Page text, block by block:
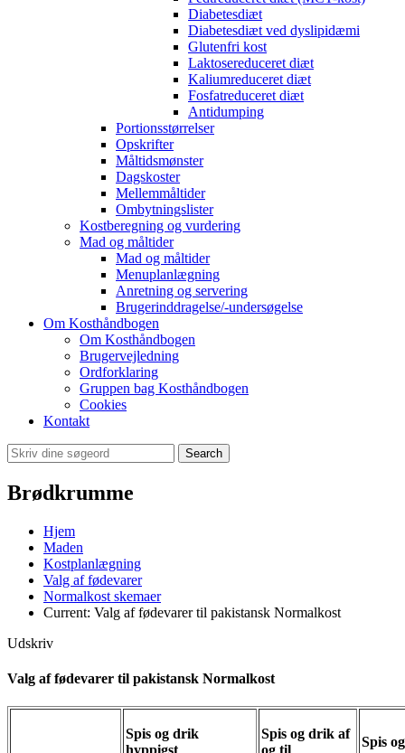
Diabetesdiæt
Diabetesdiæt ved dyslipidæmi
Glutenfri kost
Laktosereduceret diæt
Kaliumreduceret diæt
Fosfatreduceret diæt
Antidumping
Portionsstørrelser
Opskrifter
Måltidsmønster
Dagskoster
Mellemmåltider
Ombytningslister
Kostberegning og vurdering
Mad og måltider
Mad og måltider
Menuplanlægning
Anretning og servering
Brugerinddragelse/-undersøgelse
Om Kosthåndbogen
Om Kosthåndbogen
Brugervejledning
Ordforklaring
Gruppen bag Kosthåndbogen
Cookies
Kontakt
Search
Brødkrumme
Hjem
Maden
Kostplanlægning
Valg af fødevarer
Normalkost skemaer
Current: Valg af fødevarer til pakistansk Normalkost
Udskriv
Valg af fødevarer til pakistansk Normalkost
Spis og drik
Spis og drik af
Spis